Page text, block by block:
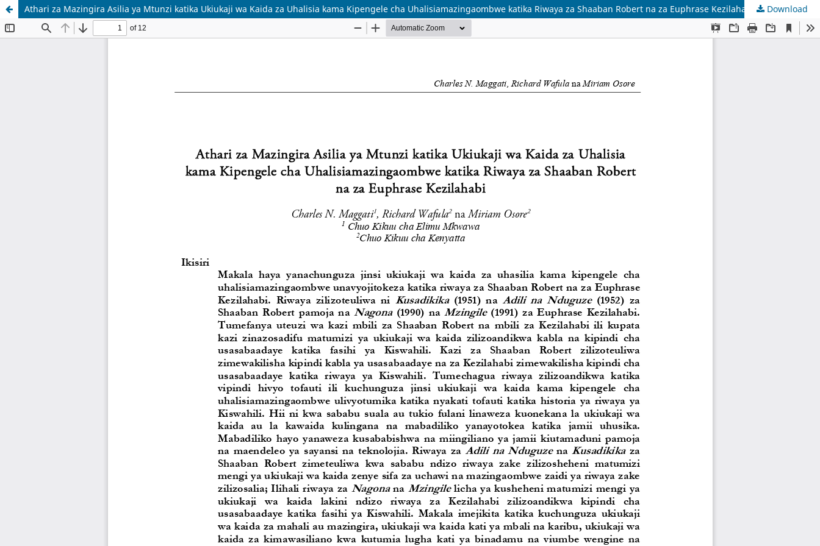
Athari za Mazingira Asilia ya Mtunzi katika Ukiukaji wa Kaida za Uhalisia kama Kipengele cha Uhalisiamazingaombwe katika Riwaya za Shaaban Robert na za Euphrase Kezilahabi Download